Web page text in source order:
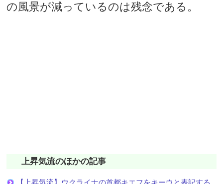
の風景が減っているのは残念である。
上昇気流のほかの記事
【上昇気流】ウクライナの首都キエフをキーウと表記する